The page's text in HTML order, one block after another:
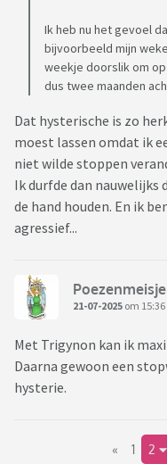
Ik heb nu het gevoel
bijvoorbeeld mijn
weekje doorslik om
dus twee maanden
Dat hysterische is zo
moest lassen omdat ik
niet wilde stoppen
Ik durfde dan
de hand houden. En ik
agressief...
Poezenmeisje
21-07-2025 om 15:36
Met Trigynon kan ik
Daarna gewoon een
hysterie.
« 1 2